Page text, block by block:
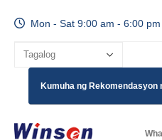
Mon - Sat 9:00 am - 6:00 pm
Kumuha ng Rekomendasyon